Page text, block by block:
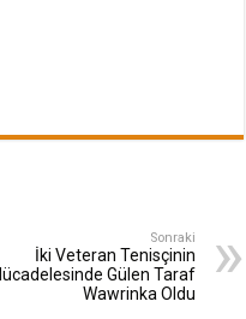
Sonraki
İki Veteran Tenisçinin
Gülen Taraf
Wawrinka Oldu